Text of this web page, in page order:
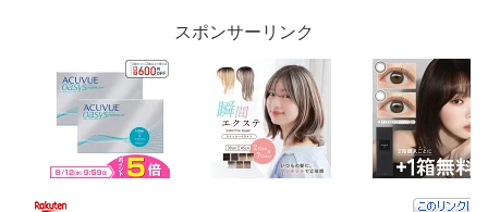
スポンサーリンク